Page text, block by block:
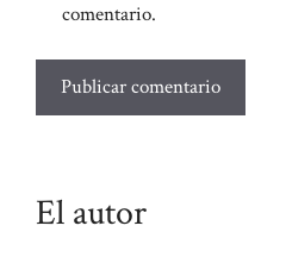
comentario.
El autor